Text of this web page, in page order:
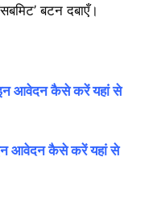
बटन दबाएँ।
आवेदन कैसे करें यहां से
आवेदन कैसे करें यहां से